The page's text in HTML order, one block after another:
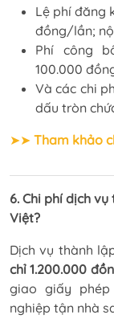
Lệ phí đăng
đồng/lần;
Phí công
100.000
Và các chi
dấu tròn
➤➤ Tham khảo
6. Chi phí dịch
Việt?
Dịch vụ thành
chỉ 1.200.000
giao giấy
nghiệp tận nhà